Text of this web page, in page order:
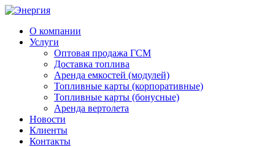
О компании
Услуги
Оптовая продажа ГСМ
Доставка топлива
Аренда емкостей (модулей)
Топливные карты (корпоративные)
Топливные карты (бонусные)
Аренда вертолета
Новости
Клиенты
Контакты